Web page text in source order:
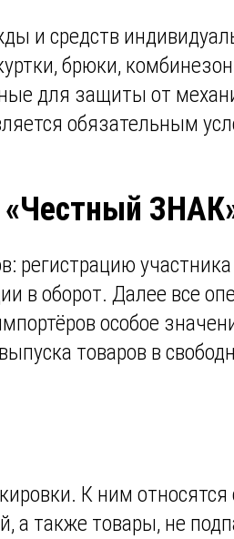
и средств
брюки,
для защиты от
обязательным
«Честный
участника
в оборот. Далее все
особое
товаров в
К ним
а также товары, не